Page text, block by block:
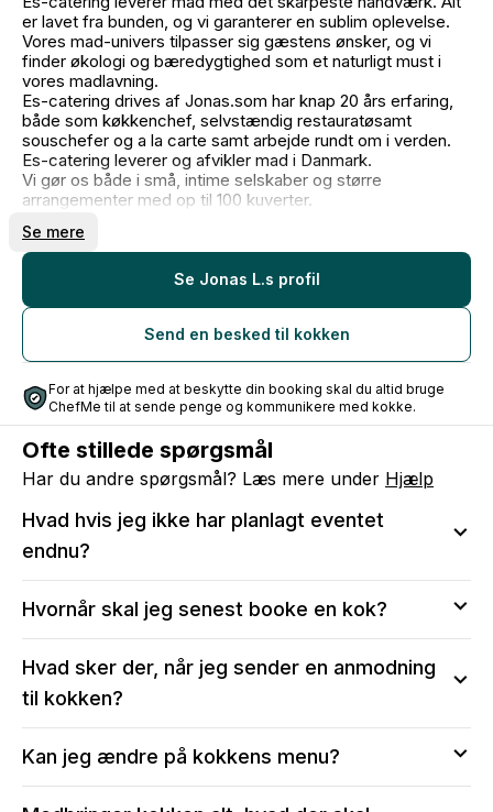
er lavet fra bunden, og vi garanterer en sublim oplevelse.
Vores mad-univers tilpasser sig gæstens ønsker, og vi
finder økologi og bæredygtighed som et naturligt must i
vores madlavning.
Es-catering drives af Jonas.som har knap 20 års erfaring,
både som køkkenchef, selvstændig restauratøsamt
souschefer og a la carte samt arbejde rundt om i verden.
Es-catering leverer og afvikler mad i Danmark.
Vi gør os både i små, intime selskaber og større
arrangementer med op til 100 kuverter.
Se mere
Se Jonas L.s profil
Send en besked til kokken
For at hjælpe med at beskytte din booking skal du altid bruge
ChefMe til at sende penge og kommunikere med kokke.
Ofte stillede spørgsmål
Har du andre spørgsmål? Læs mere under Hjælp
Hvad hvis jeg ikke har planlagt eventet
endnu?
dig, at kokken er tilgængelig på den valgte dato.
Efter bekræftelse vil du stadig kunne:
Ændre i menuen og antal serveringer
Ændre i antallet af gæster, allergier og børnemenuer
Hvornår skal jeg senest booke en kok?
ved at sende en anmodning til kokken, især for
weekender og i perioder med højtider eller fejringer.
Skal du bruge en kok med kort varsel, eller er
kokken ikke ledig på din valgte dato, så fortvivl ikke!
Vores kundeservice sidder klar til at assistere med at
Hvad sker der, når jeg sender en anmodning
til kokken?
samtidig en profil, så du vil blive adviseret, når
kokken har sendt et svar på anmodningen. Du vil få
Kan jeg ændre på kokkens menu?